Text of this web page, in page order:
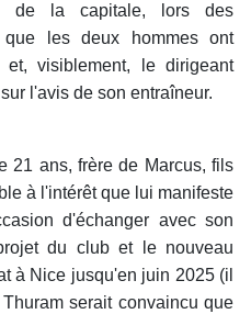
de la capitale, lors des
que les deux hommes ont
visiblement, le dirigeant
l'avis de son entraîneur.
21 ans, frère de Marcus, fils
à l'intérêt que lui manifeste
d'échanger avec son
du club et le nouveau
à Nice jusqu'en juin 2025 (il
serait convaincu que